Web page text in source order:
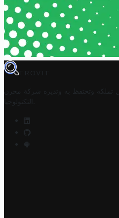
TROVIT
تملكه وتحتفظ به وتديره
شركة مخزن
التكنولوجيا